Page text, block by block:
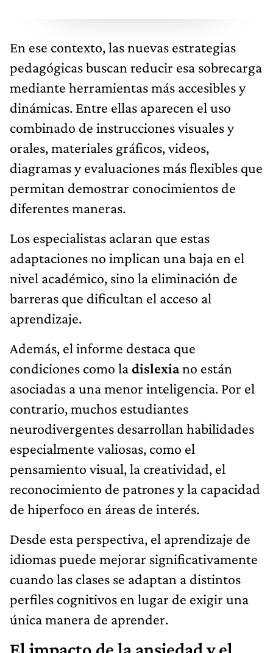
En ese contexto, las nuevas estrategias
pedagógicas buscan reducir esa sobrecarga
mediante herramientas más accesibles y
dinámicas. Entre ellas aparecen el uso
combinado de instrucciones visuales y
orales, materiales gráficos, videos,
diagramas y evaluaciones más flexibles que
permitan demostrar conocimientos de
diferentes maneras.
Los especialistas aclaran que estas
adaptaciones no implican una baja en el
nivel académico, sino la eliminación de
barreras que dificultan el acceso al
aprendizaje.
Además, el informe destaca que
condiciones como ladislexiano están
asociadas a una menor inteligencia. Por el
contrario, muchos estudiantes
neurodivergentes desarrollan habilidades
especialmente valiosas, como el
pensamiento visual, la creatividad, el
reconocimiento de patrones y la capacidad
de hiperfoco en áreas de interés.
Desde esta perspectiva, el aprendizaje de
idiomas puede mejorar significativamente
cuando las clases se adaptan a distintos
perfiles cognitivos en lugar de exigir una
única manera de aprender.